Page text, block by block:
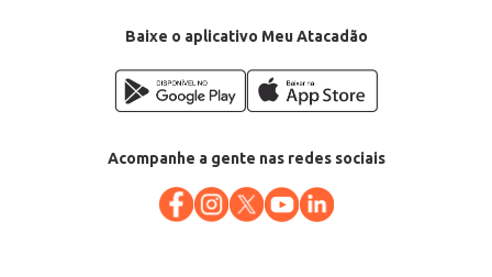
Baixe o aplicativo Meu Atacadão
Acompanhe a gente nas redes sociais